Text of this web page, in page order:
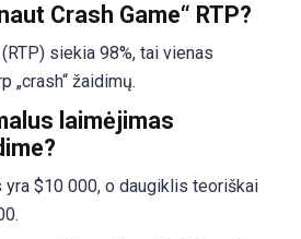
Crash Game“ RTP?
siekia 98%, tai vienas
„crash“ žaidimų.
laimėjimas
$10 000, o daugiklis teoriškai